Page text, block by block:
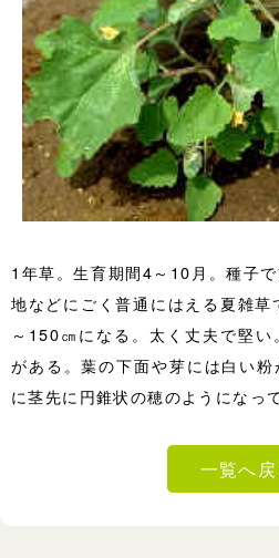
1年草。生育期間4～10月。種子
地などにごく普通にはえる夏雑
～150㎝になる。太く丈夫で堅
がある。葉の下面や芽には白い
に茎先に円錐状の穂のようになっ
一覧へ戻